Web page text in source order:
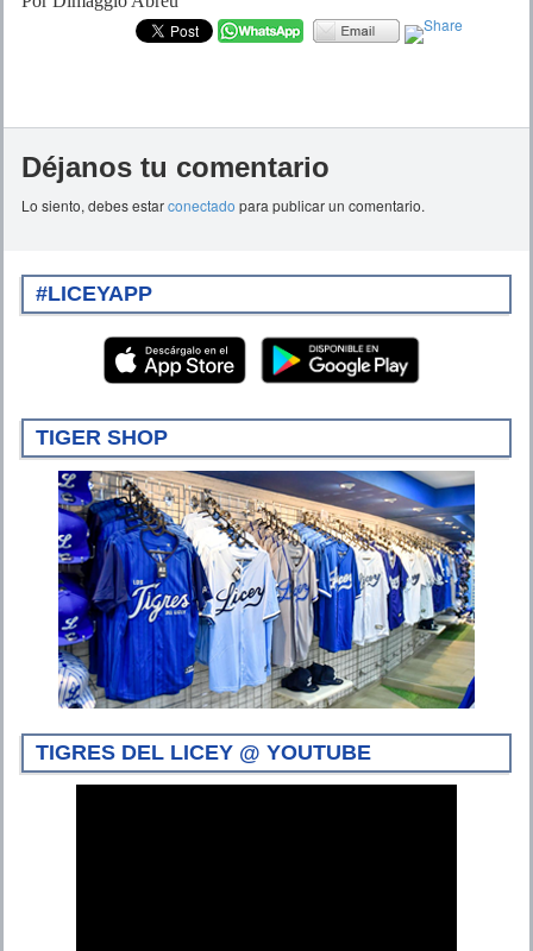
Déjanos tu comentario
Lo siento, debes estarconectado para publicar un comentario.
#LICEYAPP
TIGER SHOP
TIGRES DEL LICEY @ YOUTUBE